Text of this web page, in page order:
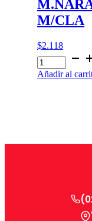
M/CLA
$2.118
M.NARANJA
TRAPO
PISO
Añadir al